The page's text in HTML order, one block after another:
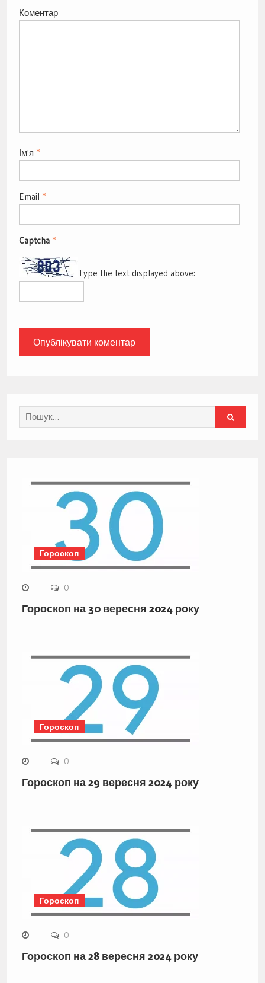
Коментар
Ім'я *
Email *
Captcha *
Type the text displayed above:
Search
for:
Гороскоп
0
Гороскоп на 30 вересня 2024 року
Гороскоп
0
Гороскоп на 29 вересня 2024 року
Гороскоп
0
Гороскоп на 28 вересня 2024 року